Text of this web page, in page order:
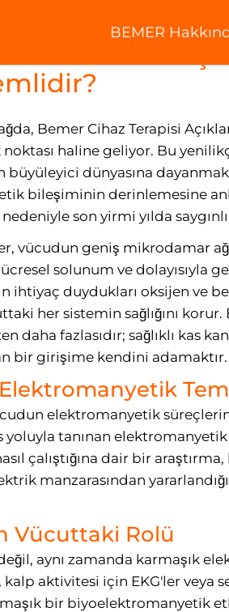
BEMER
Gizemini
Bemer Cihaz Terapisi
haline geliyor. Bu
dünyasına
bileşiminin derinlemesine
son yirmi yılda
vücudun geniş mikrodamar
solunum ve dolayısıyla
duydukları oksijen ve
her sistemin sağlığını
fazlasıdır; sağlıklı kas
bir girişime kendini adamaktır.
elektromanyetik
yoluyla tanınan
çalıştığına dair bir
manzarasından
Vücuttaki Rolü
aynı zamanda karmaşık
kalp aktivitesi için EKG'ler veya
bir biyoelektromanyetik